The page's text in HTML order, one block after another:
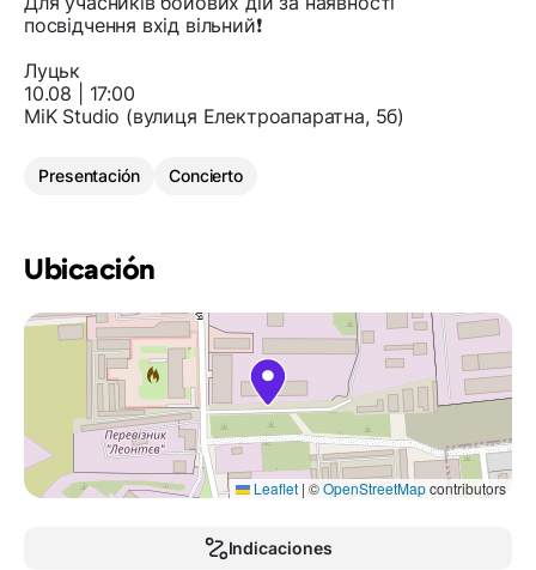
посвідчення вхід вільний❗️
Луцьк
10.08 | 17:00
MiK Studio (вулиця Електроапаратна, 5б)
Presentación Concierto
Ubicación
Leaflet | ©OpenStreetMapcontributors
Indicaciones